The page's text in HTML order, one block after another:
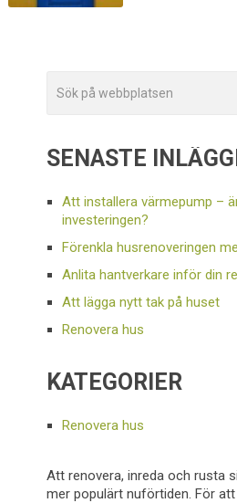
SENASTE
Att installera värmepump –
investeringen?
Förenkla husrenoveringen
Anlita hantverkare inför din
Att lägga nytt tak på huset
Renovera hus
KATEGORIER
Renovera hus
Att renovera, inreda och rusta
mer populärt nuförtiden. För